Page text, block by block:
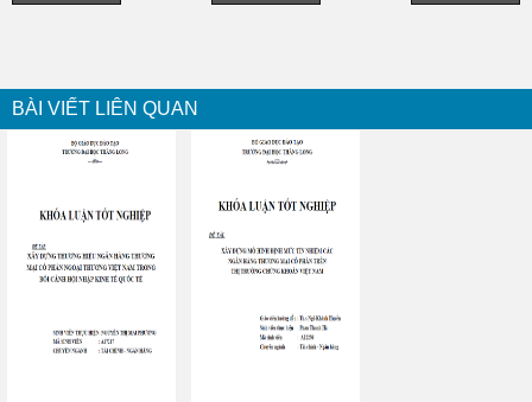
BÀI VIẾT LIÊN QUAN